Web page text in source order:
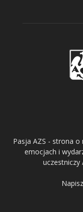
Pasja AZS - strona o
emocjach i
uczestniczy